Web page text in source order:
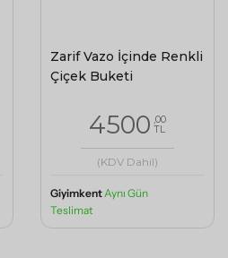
Zarif Vazo İçinde Renkli
Çiçek Buketi
4500 ,00
TL
(KDV Dahil)
GiyimkentAynı Gün
Teslimat